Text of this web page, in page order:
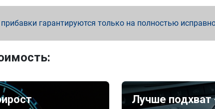
гарантируются только на полностью
Лучше подхват